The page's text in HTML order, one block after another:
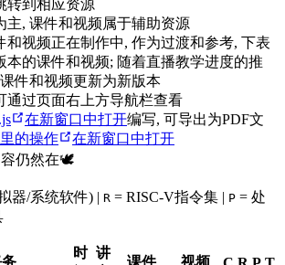
转到相应资源
主, 课件和视频属于辅助资源
和视频正在制作中, 作为过渡和参考, 下表
本的课件和视频; 随着直播教学进度的推
件和视频更新为新版本
通过页面右上方导航栏查看
在新窗口中打开编写, 可导出为PDF文
的操作
在新窗口中打开
容仍然在🕊
器/系统软件) | R = RISC-V指令集 | P = 处
时 讲
课件 视频